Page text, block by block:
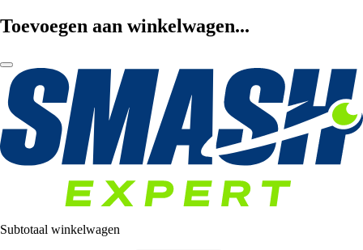
Toevoegen aan winkelwagen...
Subtotaal winkelwagen